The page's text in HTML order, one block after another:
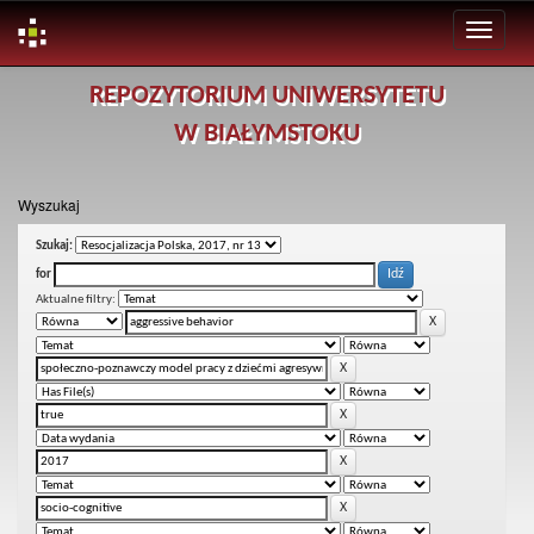
REPOZYTORIUM UNIWERSYTETU
W BIAŁYMSTOKU
Wyszukaj
Szukaj:
for
Aktualne filtry: